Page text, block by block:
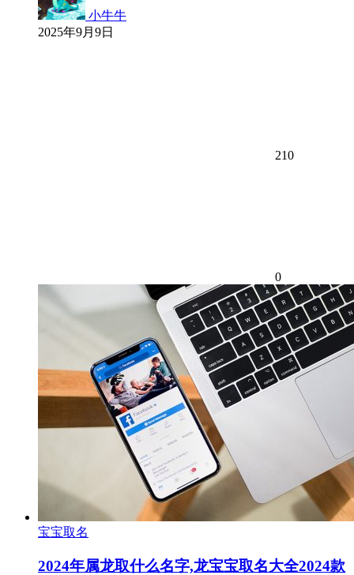
小牛牛
2025年9月9日
210
0
宝宝取名
2024年属龙取什么名字,龙宝宝取名大全2024款